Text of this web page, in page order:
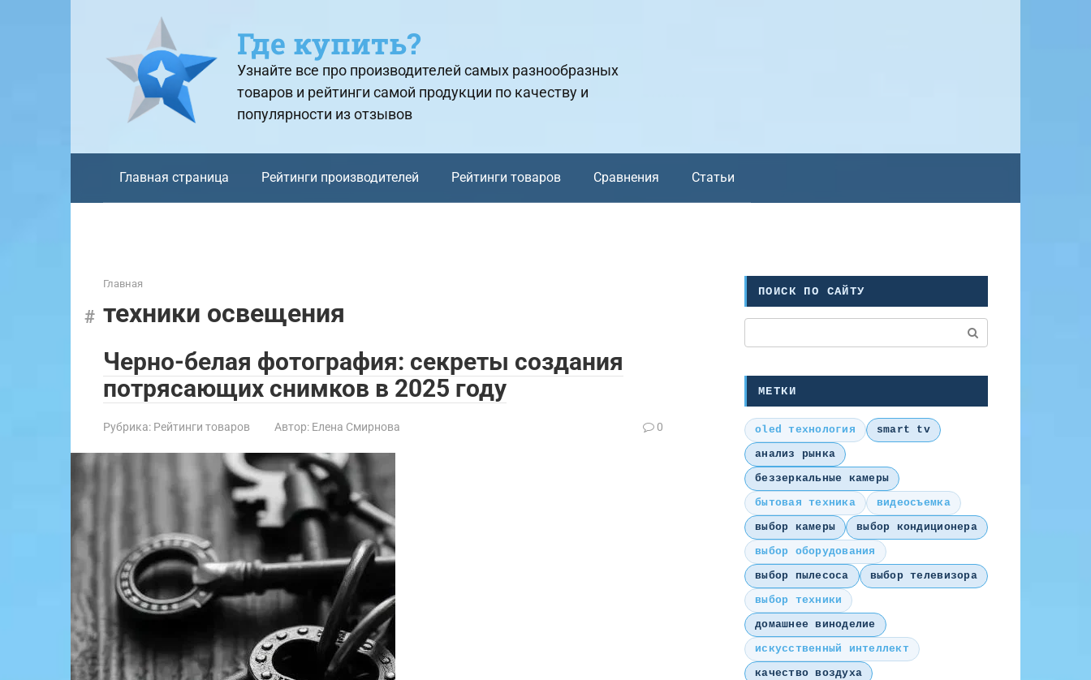
Где купить?
Узнайте все про производителей самых разнообразных
товаров и рейтинги самой продукции по качеству и
популярности из отзывов
Главная страница Рейтинги производителей Рейтинги товаров Сравнения Статьи
Главная
техники освещения
Черно-белая фотография: секреты создания
потрясающих снимков в 2025 году
Рубрика: Рейтинги товаров Автор: Елена Смирнова 0
ПОИСК ПО САЙТУ
МЕТКИ
oled технология
smart tv
анализ рынка
беззеркальные камеры
бытовая техника
видеосъемка
выбор камеры
выбор кондиционера
выбор оборудования
выбор пылесоса
выбор телевизора
выбор техники
домашнее виноделие
искусственный интеллект
качество воздуха